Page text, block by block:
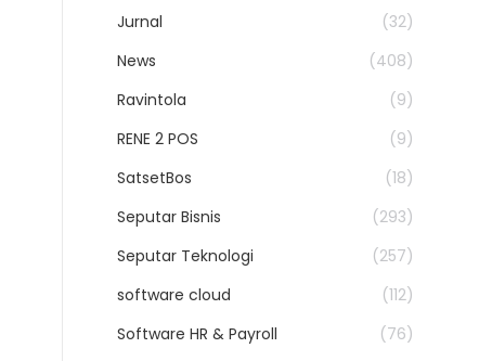
Jurnal
(32)
News
(408)
Ravintola
(9)
RENE 2 POS
(9)
SatsetBos
(18)
Seputar Bisnis
(293)
Seputar Teknologi
(257)
software cloud
(112)
Software HR & Payroll
(76)